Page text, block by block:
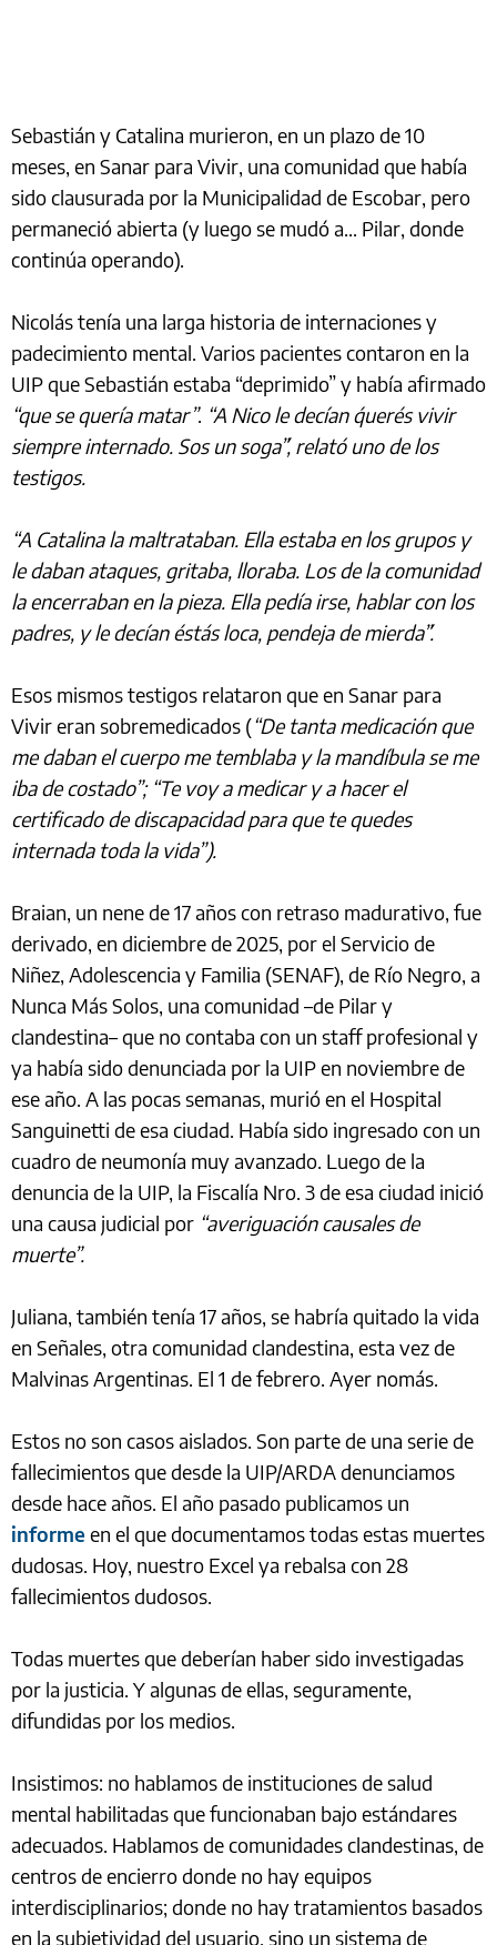
Sebastián y Catalina murieron, en un plazo de 10
meses, en Sanar para Vivir, una comunidad que había
sido clausurada por la Municipalidad de Escobar, pero
permaneció abierta (y luego se mudó a... Pilar, donde
continúa operando).
Nicolás tenía una larga historia de internaciones y
padecimiento mental. Varios pacientes contaron en la
UIP que Sebastián estaba “deprimido” y había afirmado
“que se quería matar”. “A Nico le decían ´querés vivir
siempre internado. Sos un soga´”, relató uno de los
testigos.
“A Catalina la maltrataban. Ella estaba en los grupos y
le daban ataques, gritaba, lloraba. Los de la comunidad
la encerraban en la pieza. Ella pedía irse, hablar con los
padres, y le decían ´estás loca, pendeja de mierda´”.
Esos mismos testigos relataron que en Sanar para
Vivir eran sobremedicados (“De tanta medicación que
me daban el cuerpo me temblaba y la mandíbula se me
iba de costado”; “Te voy a medicar y a hacer el
certificado de discapacidad para que te quedes
internada toda la vida”).
Braian, un nene de 17 años con retraso madurativo, fue
derivado, en diciembre de 2025, por el Servicio de
Niñez, Adolescencia y Familia (SENAF), de Río Negro, a
Nunca Más Solos, una comunidad –de Pilar y
clandestina– que no contaba con un staff profesional y
ya había sido denunciada por la UIP en noviembre de
ese año. A las pocas semanas, murió en el Hospital
Sanguinetti de esa ciudad. Había sido ingresado con un
cuadro de neumonía muy avanzado. Luego de la
denuncia de la UIP, la Fiscalía Nro. 3 de esa ciudad inició
una causa judicial por “averiguación causales de
muerte”.
Juliana, también tenía 17 años, se habría quitado la vida
en Señales, otra comunidad clandestina, esta vez de
Malvinas Argentinas. El 1 de febrero. Ayer nomás.
Estos no son casos aislados. Son parte de una serie de
fallecimientos que desde la UIP/ARDA denunciamos
desde hace años. El año pasado publicamos un
informeen el que documentamos todas estas muertes
dudosas. Hoy, nuestro Excel ya rebalsa con 28
fallecimientos dudosos.
Todas muertes que deberían haber sido investigadas
por la justicia. Y algunas de ellas, seguramente,
difundidas por los medios.
Insistimos: no hablamos de instituciones de salud
mental habilitadas que funcionaban bajo estándares
adecuados. Hablamos de comunidades clandestinas, de
centros de encierro donde no hay equipos
interdisciplinarios; donde no hay tratamientos basados
en la subjetividad del usuario, sino un sistema de